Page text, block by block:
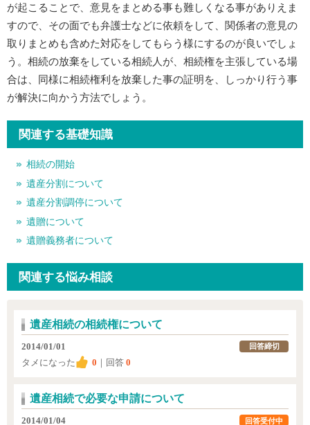
が起こることで、意見をまとめる事も難しくなる事がありえま
すので、その面でも弁護士などに依頼をして、関係者の意見の
取りまとめも含めた対応をしてもらう様にするのが良いでしょ
う。相続の放棄をしている相続人が、相続権を主張している場
合は、同様に相続権利を放棄した事の証明を、しっかり行う事
が解決に向かう方法でしょう。
関連する基礎知識
相続の開始
遺産分割について
遺産分割調停について
遺贈について
遺贈義務者について
関連する悩み相談
遺産相続の相続権について
2014/01/01
タメになった
0 ｜回答 0
回答締切
遺産相続で必要な申請について
2014/01/04
回答受付中